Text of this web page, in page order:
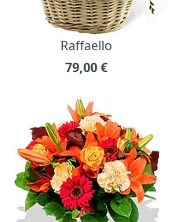
Raffaello
79,00€